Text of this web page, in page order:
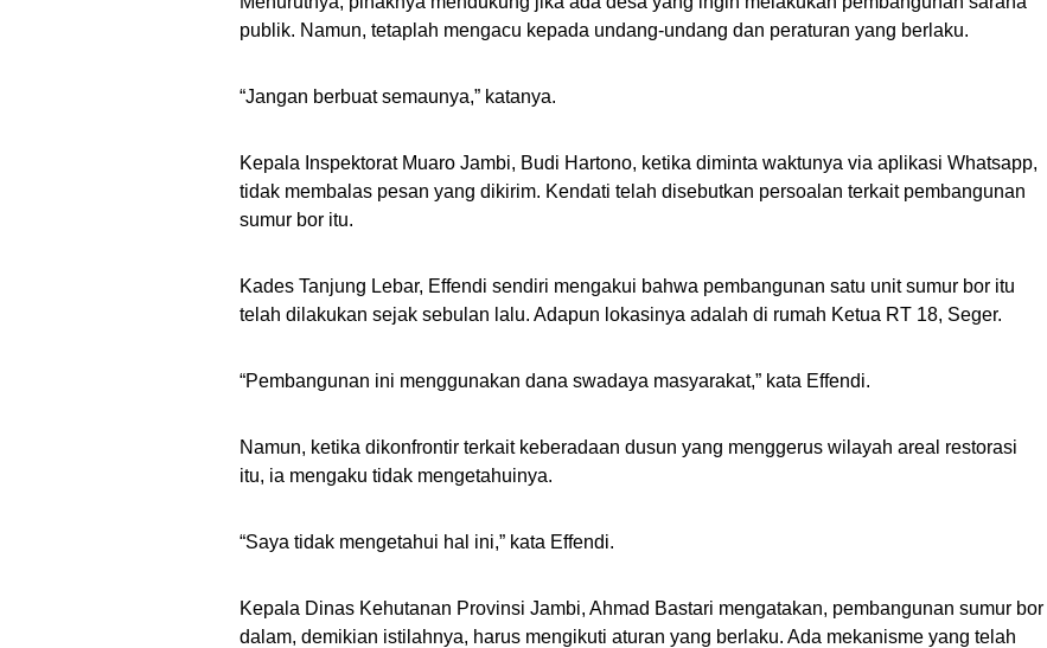
publik. Namun, tetaplah mengacu kepada undang-undang dan peraturan yang berlaku.
“Jangan berbuat semaunya,” katanya.
Kepala Inspektorat Muaro Jambi, Budi Hartono, ketika diminta waktunya via aplikasi Whatsapp,
tidak membalas pesan yang dikirim. Kendati telah disebutkan persoalan terkait pembangunan
sumur bor itu.
Kades Tanjung Lebar, Effendi sendiri mengakui bahwa pembangunan satu unit sumur bor itu
telah dilakukan sejak sebulan lalu. Adapun lokasinya adalah di rumah Ketua RT 18, Seger.
“Pembangunan ini menggunakan dana swadaya masyarakat,” kata Effendi.
Namun, ketika dikonfrontir terkait keberadaan dusun yang menggerus wilayah areal restorasi
itu, ia mengaku tidak mengetahuinya.
“Saya tidak mengetahui hal ini,” kata Effendi.
Kepala Dinas Kehutanan Provinsi Jambi, Ahmad Bastari mengatakan, pembangunan sumur bor
dalam, demikian istilahnya, harus mengikuti aturan yang berlaku. Ada mekanisme yang telah